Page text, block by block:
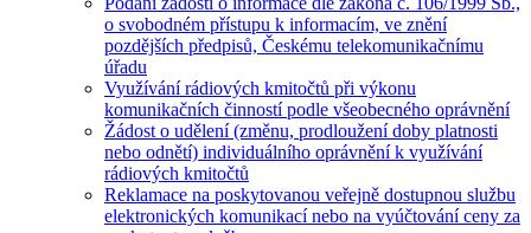
o svobodném přístupu k informacím, ve znění
pozdějších předpisů, Českému telekomunikačnímu
úřadu
Využívání rádiových kmitočtů při výkonu
komunikačních činností podle všeobecného oprávnění
Žádost o udělení (změnu, prodloužení doby platnosti
nebo odnětí) individuálního oprávnění k využívání
rádiových kmitočtů
Reklamace na poskytovanou veřejně dostupnou službu
elektronických komunikací nebo na vyúčtování ceny za